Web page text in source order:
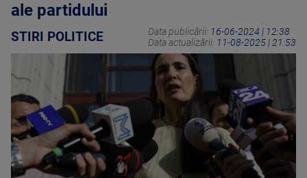
ale partidului
STIRI POLITICE Data publicării: 16-06-2024 | 12:38
Data actualizării: 11-08-2025 | 21:53